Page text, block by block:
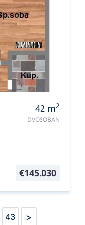
42 m2
DVOSOBAN
€145.030
43 >